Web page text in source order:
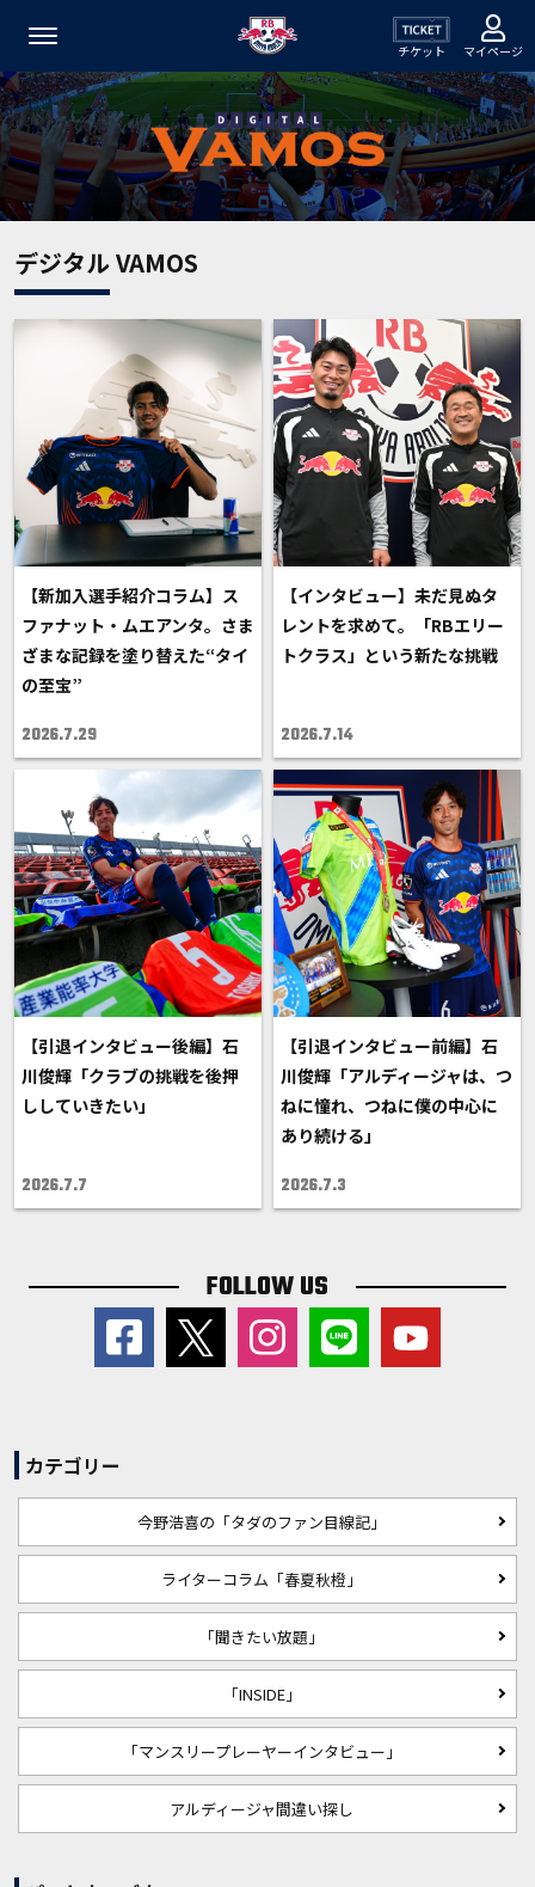
チケット マイページ
デジタル VAMOS
【新加入選手紹介コラム】ス
ファナット・ムエアンタ。さま
ざまな記録を塗り替えた“タイ
の至宝”
2026.7.29
【インタビュー】未だ見ぬタ
レントを求めて。「RBエリー
トクラス」という新たな挑戦
2026.7.14
【引退インタビュー後編】石
川俊輝「クラブの挑戦を後押
ししていきたい」
2026.7.7
【引退インタビュー前編】石
川俊輝「アルディージャは、つ
ねに憧れ、つねに僕の中心に
あり続ける」
2026.7.3
FOLLOW US
カテゴリー
今野浩喜の「タダのファン目線記」
ライターコラム「春夏秋橙」
「聞きたい放題」
「INSIDE」
「マンスリープレーヤーインタビュー」
アルディージャ間違い探し